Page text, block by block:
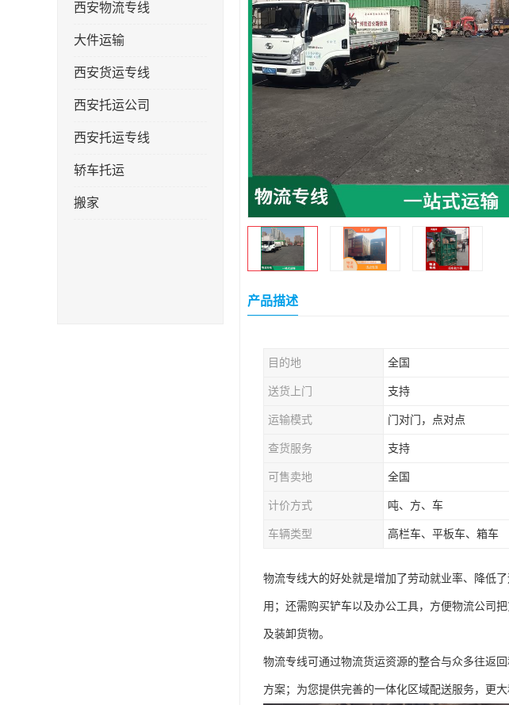
西安物流专线
大件运输
西安货运专线
西安托运公司
西安托运专线
轿车托运
搬家
产品描述
目的地 全国
送货上门 支持
运输模式 门对门，点对点
查货服务 支持
可售卖地 全国
计价方式 吨、方、车
车辆类型 高栏车、平板车、箱车
物流专线大的好处就是增加了劳动就业率、降低
用；还需购买铲车以及办公工具，方便物流公司
及装卸货物。
物流专线可通过物流货运资源的整合与众多往返
方案；为您提供完善的一体化区域配送服务，更大